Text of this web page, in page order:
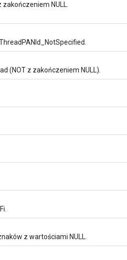
NULL.
(NOT z zakończeniem NULL).
z wartościami NULL.